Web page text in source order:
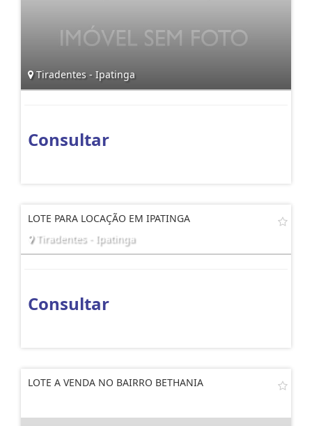
Tiradentes - Ipatinga
Consultar
LOTE PARA LOCAÇÃO EM IPATINGA
Tiradentes - Ipatinga
Consultar
LOTE A VENDA NO BAIRRO BETHANIA